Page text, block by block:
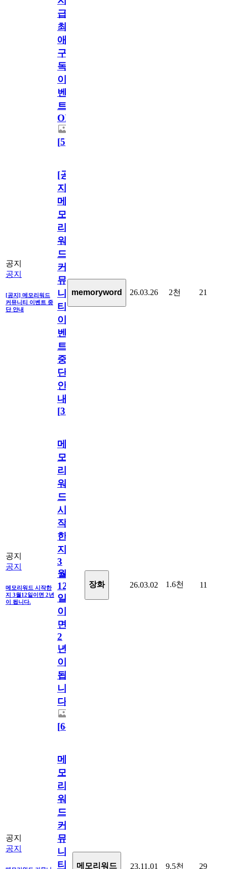
급!
최
애
구
독
이
벤
트
OPEN!
[5]
공지
공지
[공지] 메모리워드
커뮤니티 이벤트 중
단 안내
[공
지]
메
모
리
워
드
커
뮤
니
티
이
벤
트
중
단
안
내
[31
memoryword 26.03.26 2천 21
공지
공지
메모리워드 시작한
지 3월12일이면 2년
이 됩니다.
메
모
리
워
드
시
작
한
지
3
월
12
일
이
면
2
년
이
됩
니
다.
[64
장화 26.03.02 1.6천 11
공지
공지
메
모
리
워
드
커
뮤
니
티
메모리워드 23.11.01 9.5천 29